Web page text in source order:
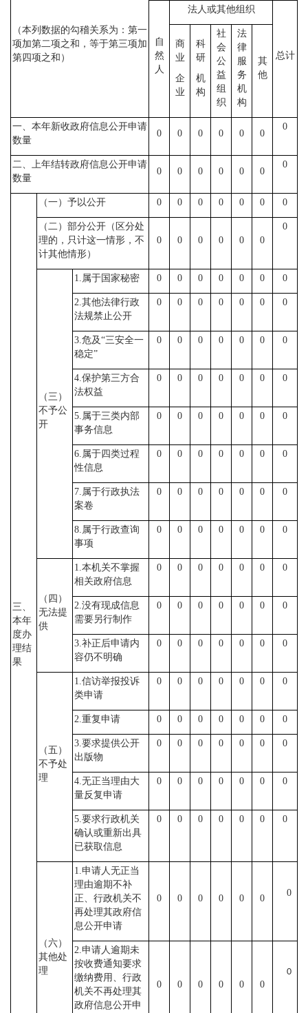
（本列数据的勾稽关系为：第一
项加第二项之和，等于第三项加
第四项之和）
自
然
人
法人或其他组织
总计
商
业
企
业
科
研
机
构
社
会
公
益
组
织
法
律
服
务
机
构
其
他
一、本年新收政府信息公开申请
数量
0 0 0 0 0 0
0
二、上年结转政府信息公开申请
数量
0 0 0 0 0 0
0
三、
本年
度办
理结
果
（一）予以公开 0 0 0 0 0 0 0
（二）部分公开（区分处
理的，只计这一情形，不
计其他情形）
0 0 0 0 0 0
0
（三）
不予公
开
1.属于国家秘密 0 0 0 0 0 0 0
2.其他法律行政
法规禁止公开
0 0 0 0 0 0 0
3.危及“三安全一
稳定”
0 0 0 0 0 0 0
4.保护第三方合
法权益
0 0 0 0 0 0 0
5.属于三类内部
事务信息
0 0 0 0 0 0 0
6.属于四类过程
性信息
0 0 0 0 0 0 0
7.属于行政执法
案卷
0 0 0 0 0 0 0
8.属于行政查询
事项
0 0 0 0 0 0 0
（四）
无法提
供
1.本机关不掌握
相关政府信息
0 0 0 0 0 0 0
2.没有现成信息
需要另行制作
0 0 0 0 0 0 0
3.补正后申请内
容仍不明确
0 0 0 0 0 0 0
（五）
不予处
理
1.信访举报投诉
类申请
0 0 0 0 0 0 0
2.重复申请 0 0 0 0 0 0 0
3.要求提供公开
出版物
0 0 0 0 0 0 0
4.无正当理由大
量反复申请
0 0 0 0 0 0 0
5.要求行政机关
确认或重新出具
已获取信息
0 0 0 0 0 0 0
（六）
其他处
理
1.申请人无正当
理由逾期不补
正、行政机关不
再处理其政府信
息公开申请
0 0 0 0 0 0
0
2.申请人逾期未
按收费通知要求
缴纳费用、行政
机关不再处理其
政府信息公开申
0 0 0 0 0 0
0